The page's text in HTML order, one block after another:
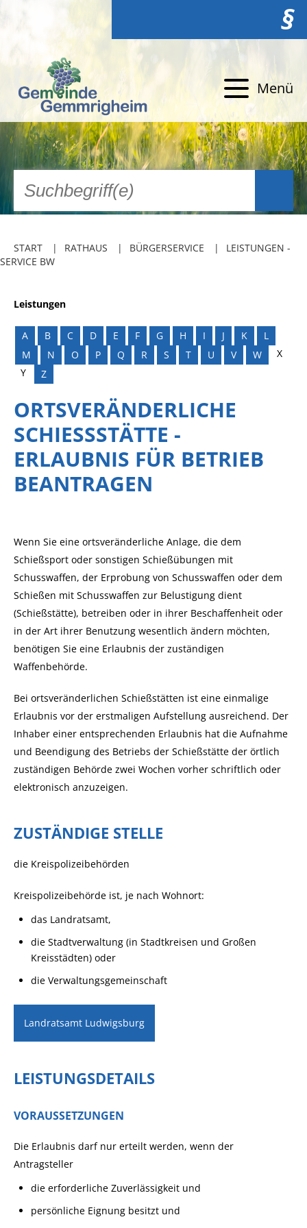
§
Menü
START RATHAUS BÜRGERSERVICE
LEISTUNGEN -
SERVICE BW
Leistungen
A B C D E F G H I J K
L
M
N O P Q R S T U V W
X
Y
Z
ORTSVERÄNDERLICHE
SCHIESSSTÄTTE - E
RLAUBNIS FÜR BETRIEB B
EANTRAGEN
Wenn Sie eine ortsveränderliche Anlage, die dem
Schießsport oder sonstigen Schießübungen mit
Schusswaffen, der Erprobung von Schusswaffen oder dem
Schießen mit Schusswaffen zur Belustigung dient
(Schießstätte), betreiben oder in ihrer Beschaffenheit oder
in der Art ihrer Benutzung wesentlich ändern möchten,
benötigen Sie eine Erlaubnis der zuständigen
Waffenbehörde.
Bei ortsveränderlichen Schießstätten ist eine einmalige
Erlaubnis vor der erstmaligen Aufstellung ausreichend. Der
Inhaber einer entsprechenden Erlaubnis hat die Aufnahme
und Beendigung des Betriebs der Schießstätte der örtlich
zuständigen Behörde zwei Wochen vorher schriftlich oder
elektronisch anzuzeigen.
ZUSTÄNDIGE STELLE
die Kreispolizeibehörden
Kreispolizeibehörde ist, je nach Wohnort:
das Landratsamt,
die Stadtverwaltung (in Stadtkreisen und Großen
Kreisstädten) oder
die Verwaltungsgemeinschaft
Landratsamt Ludwigsburg
LEISTUNGSDETAILS
VORAUSSETZUNGEN
Die Erlaubnis darf nur erteilt werden, wenn der
Antragsteller
die erforderliche Zuverlässigkeit und
persönliche Eignung besitzt und